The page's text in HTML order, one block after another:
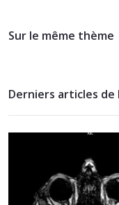
Sur le même thème
Derniers articles de